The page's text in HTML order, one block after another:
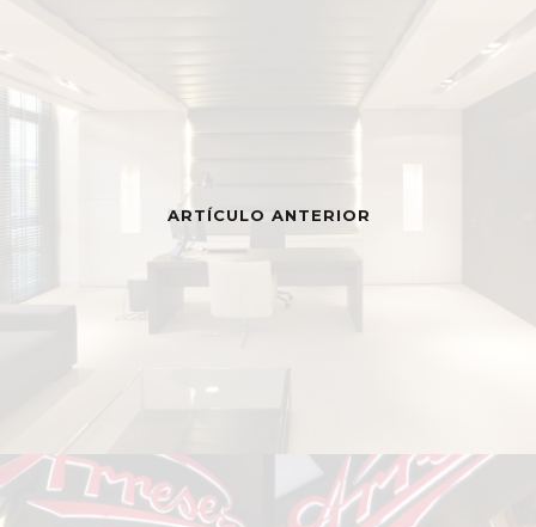
ARTÍCULO ANTERIOR